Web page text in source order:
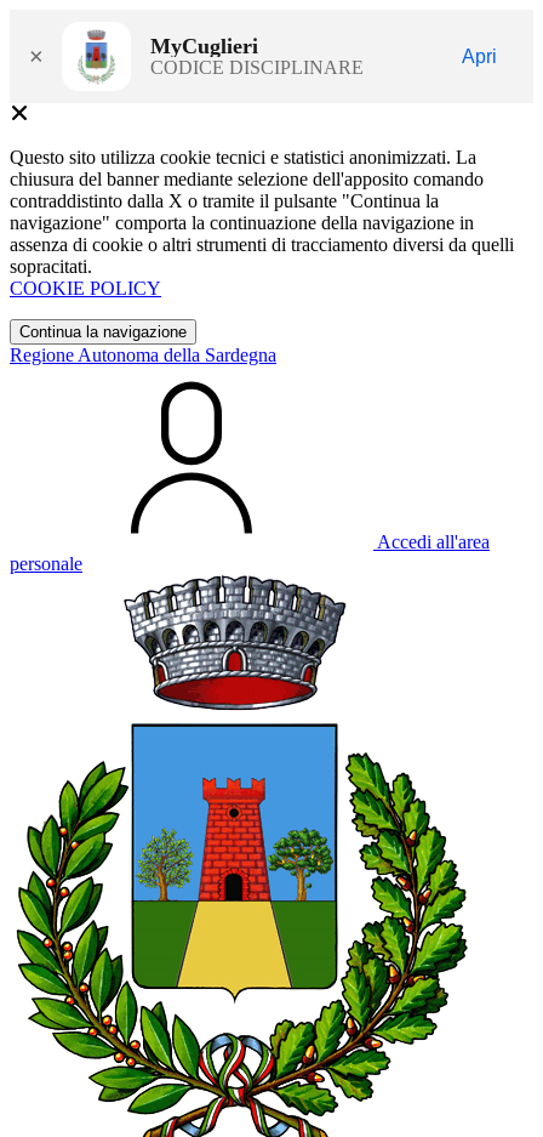
× MyCuglieri
CODICE DISCIPLINARE
Apri
Questo sito utilizza cookie tecnici e statistici anonimizzati. La
chiusura del banner mediante selezione dell'apposito comando
contraddistinto dalla X o tramite il pulsante "Continua la
navigazione" comporta la continuazione della navigazione in
assenza di cookie o altri strumenti di tracciamento diversi da quelli
sopracitati.
COOKIE POLICY
Continua la navigazione
Regione Autonoma della Sardegna
Accedi all'area
personale